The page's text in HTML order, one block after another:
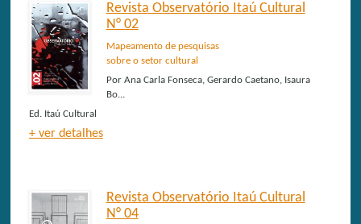
Revista Observatório Itaú Cultural
N° 02
Mapeamento de pesquisas
sobre o setor cultural
PorAna Carla Fonseca, Gerardo Caetano, Isaura
Bo...
Ed. Itaú Cultural
+ ver detalhes
Revista Observatório Itaú Cultural
N° 04